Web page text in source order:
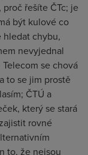
řešíte ČTc; je
být kulové co
hledat chybu,
nevyjednal
se chová
to se jim prostě
ČTÚ a
který se stará
rovné
to, že nejsou